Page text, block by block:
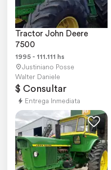
Tractor John Deere
7500
1995 - 111.111 hs
Justiniano Posse
Walter Daniele
$ Consultar
Entrega Inmediata